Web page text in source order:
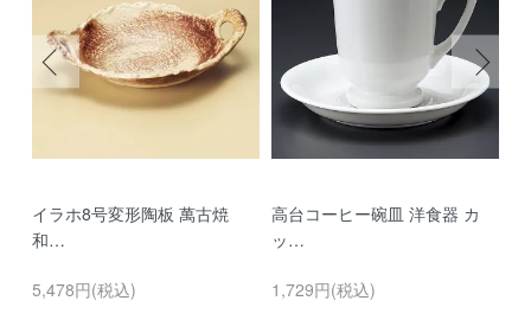
イラホ8号変形陶板 萬古焼
和…
5,478円(税込)
高台コーヒー碗皿 洋食器 カ
ッ…
1,729円(税込)